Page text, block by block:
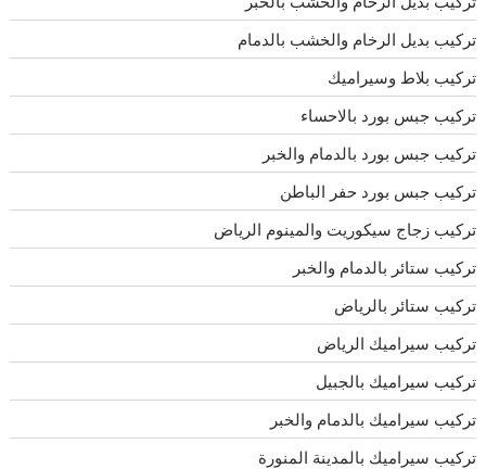
تركيب بديل الرخام والخشب بالدمام
تركيب بلاط وسيراميك
تركيب جبس بورد بالاحساء
تركيب جبس بورد بالدمام والخبر
تركيب جبس بورد حفر الباطن
تركيب زجاج سيكوريت والمينوم الرياض
تركيب ستائر بالدمام والخبر
تركيب ستائر بالرياض
تركيب سيراميك الرياض
تركيب سيراميك بالجبيل
تركيب سيراميك بالدمام والخبر
تركيب سيراميك بالمدينة المنورة